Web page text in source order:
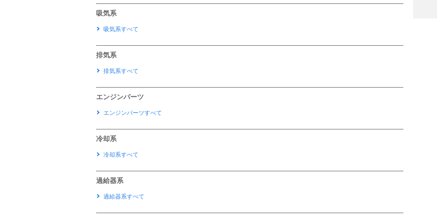
吸気系
吸気系すべて
排気系
排気系すべて
エンジンパーツ
エンジンパーツすべて
冷却系
冷却系すべて
過給器系
過給器系すべて